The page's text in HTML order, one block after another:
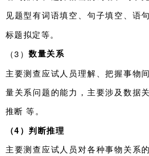
见题型有词语填空、句子填空、语
标题拟定等。
（3）数量关系
主要测查应试人员理解、把握事物
量关系问题的能力，主要涉及数据
推断 等。
（4）判断推理
主要测查应试人员对各种事物关系